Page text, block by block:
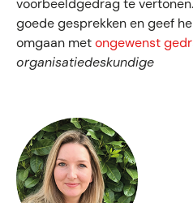
voorbeeldgedrag te
goede gesprekken en geef
omgaan metongewenst
organisatiedeskundige